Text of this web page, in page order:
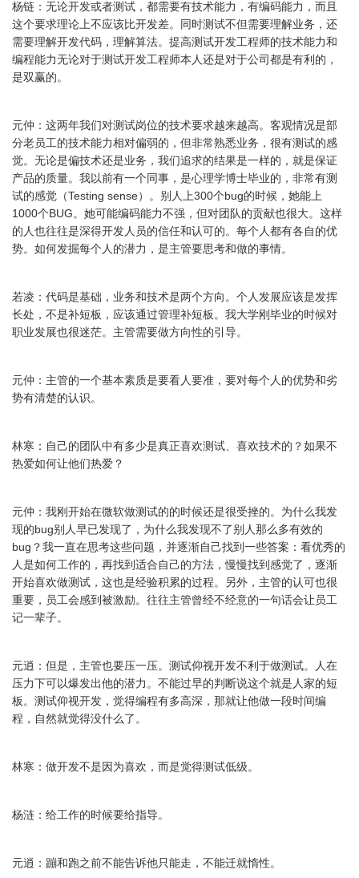
杨链：无论开发或者测试，都需要有技术能力，有编码能力，而且
这个要求理论上不应该比开发差。同时测试不但需要理解业务，还
需要理解开发代码，理解算法。提高测试开发工程师的技术能力和
编程能力无论对于测试开发工程师本人还是对于公司都是有利的，
是双赢的。
元仲：这两年我们对测试岗位的技术要求越来越高。客观情况是部
分老员工的技术能力相对偏弱的，但非常熟悉业务，很有测试的感
觉。无论是偏技术还是业务，我们追求的结果是一样的，就是保证
产品的质量。我以前有一个同事，是心理学博士毕业的，非常有测
试的感觉（Testing sense）。别人上300个bug的时候，她能上
1000个BUG。她可能编码能力不强，但对团队的贡献也很大。这样
的人也往往是深得开发人员的信任和认可的。每个人都有各自的优
势。如何发掘每个人的潜力，是主管要思考和做的事情。
若凌：代码是基础，业务和技术是两个方向。个人发展应该是发挥
长处，不是补短板，应该通过管理补短板。我大学刚毕业的时候对
职业发展也很迷茫。主管需要做方向性的引导。
元仲：主管的一个基本素质是要看人要准，要对每个人的优势和劣
势有清楚的认识。
林寒：自己的团队中有多少是真正喜欢测试、喜欢技术的？如果不
热爱如何让他们热爱？
元仲：我刚开始在微软做测试的的时候还是很受挫的。为什么我发
现的bug别人早已发现了，为什么我发现不了别人那么多有效的
bug？我一直在思考这些问题，并逐渐自己找到一些答案：看优秀的
人是如何工作的，再找到适合自己的方法，慢慢找到感觉了，逐渐
开始喜欢做测试，这也是经验积累的过程。另外，主管的认可也很
重要，员工会感到被激励。往往主管曾经不经意的一句话会让员工
记一辈子。
元逍：但是，主管也要压一压。测试仰视开发不利于做测试。人在
压力下可以爆发出他的潜力。不能过早的判断说这个就是人家的短
板。测试仰视开发，觉得编程有多高深，那就让他做一段时间编
程，自然就觉得没什么了。
林寒：做开发不是因为喜欢，而是觉得测试低级。
杨涟：给工作的时候要给指导。
元逍：蹦和跑之前不能告诉他只能走，不能迁就惰性。